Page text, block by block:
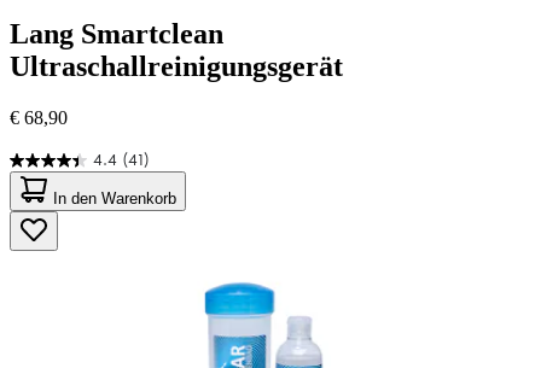
Lang Smartclean
Ultraschallreinigungsgerät
€ 68,90
4.4 (41)
4.4
von
5
Sternen.
41
In den Warenkorb